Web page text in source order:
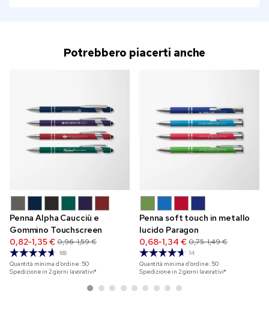
Potrebbero piacerti anche
Penna Alpha Caucciù e
Gommino Touchscreen
0,82-1,35 € 0,96-1,59 €
166
Quantità minima d'ordine: 50
Spedizione in 2 giorni lavorativi*
Penna soft touch in metallo
lucido Paragon
0,68-1,34 € 0,75-1,49 €
14
Quantità minima d'ordine: 50
Spedizione in 2 giorni lavorativi*